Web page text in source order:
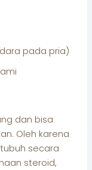
pada pria)
dan bisa
Oleh karena
secara
steroid,